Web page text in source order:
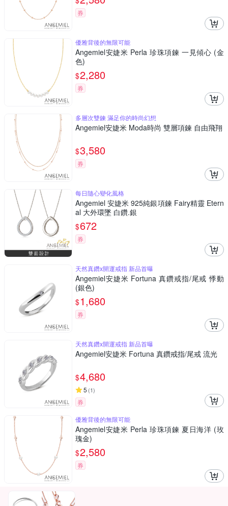
券
優雅背後的無限可能
Angemiel安婕米 Perla 珍珠項鍊 一見傾心 (金
色)
$2,280
券
多層次雙鍊 滿足你的時尚幻想
Angemiel安婕米 Moda時尚 雙層項鍊 自由飛翔
$3,580
券
每日隨心變化風格
Angemiel 安婕米 925純銀項鍊 Fairy精靈 Etern
al 大外環墜 白鑽.銀
$672
券
天然真鑽x開運戒指 新品首曝
Angemiel安婕米 Fortuna 真鑽戒指/尾戒 悸動
(銀色)
$1,680
券
天然真鑽x開運戒指 新品首曝
Angemiel安婕米 Fortuna 真鑽戒指/尾戒 流光
$4,680
5 (1)
券
優雅背後的無限可能
Angemiel安婕米 Perla 珍珠項鍊 夏日海洋 (玫
瑰金)
$2,580
券